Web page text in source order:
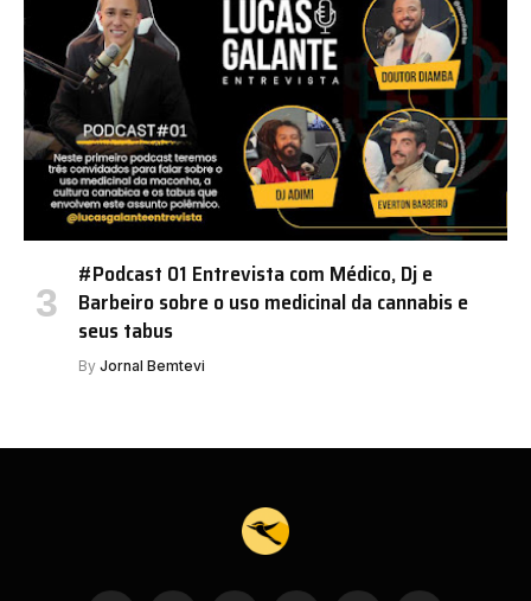
#Podcast 01 Entrevista com Médico, Dj e
Barbeiro sobre o uso medicinal da cannabis e
seus tabus
By Jornal Bemtevi